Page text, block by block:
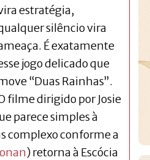
estratégia,
silêncio vira
É exatamente
jogo delicado que
“Duas Rainhas”.
filme dirigido por Josie
parece simples à
complexo conforme a
) retorna à Escócia